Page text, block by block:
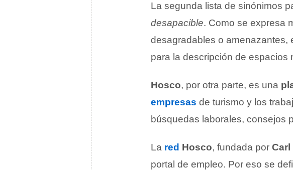
La segunda lista de sinónimos
desapacible. Como se expresa
desagradables o amenazantes,
para la descripción de espacios
Hosco, por otra parte, es una
empresas de turismo y los
búsquedas laborales, consejos
La red Hosco, fundada por Carl
portal de empleo. Por eso se